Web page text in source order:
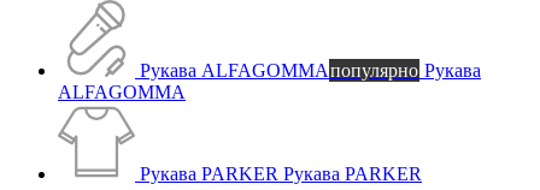
Рукава ALFAGOMMAпопулярно Рукава
ALFAGOMMA
Рукава PARKER Рукава PARKER